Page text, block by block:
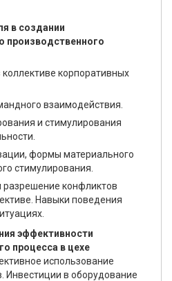
в создании
производственного
корпоративных
взаимодействия.
и стимулирования
формы материального
стимулирования.
разрешение конфликтов
Навыки поведения
эффективности
процесса в цехе
использование
Инвестиции в оборудование